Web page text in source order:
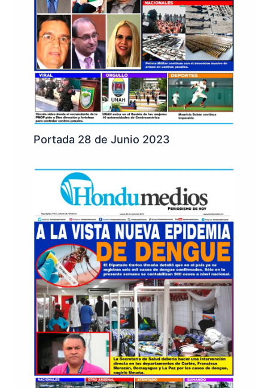
Portada 28 de Junio 2023